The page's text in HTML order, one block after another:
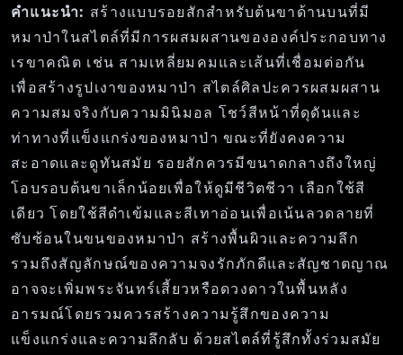
คำแนะนำ: สร้างแบบรอยสักสำหรับต้นขาด้านบนที่มี
หมาป่าในสไตล์ที่มีการผสมผสานขององค์ประกอบทาง
เรขาคณิต เช่น สามเหลี่ยมคมและเส้นที่เชื่อมต่อกัน
เพื่อสร้างรูปเงาของหมาป่า สไตล์ศิลปะควรผสมผสาน
ความสมจริงกับความมินิมอล โชว์สีหน้าที่ดุดันและ
ท่าทางที่แข็งแกร่งของหมาป่า ขณะที่ยังคงความ
สะอาดและดูทันสมัย รอยสักควรมีขนาดกลางถึงใหญ่
โอบรอบต้นขาเล็กน้อยเพื่อให้ดูมีชีวิตชีวา เลือกใช้สี
เดียว โดยใช้สีดำเข้มและสีเทาอ่อนเพื่อเน้นลวดลายที่
ซับซ้อนในขนของหมาป่า สร้างพื้นผิวและความลึก
รวมถึงสัญลักษณ์ของความจงรักภักดีและสัญชาตญาณ
อาจจะเพิ่มพระจันทร์เสี้ยวหรือดวงดาวในพื้นหลัง
อารมณ์โดยรวมควรสร้างความรู้สึกของความ
แข็งแกร่งและความลึกลับ ด้วยสไตล์ที่รู้สึกทั้งร่วมสมัย